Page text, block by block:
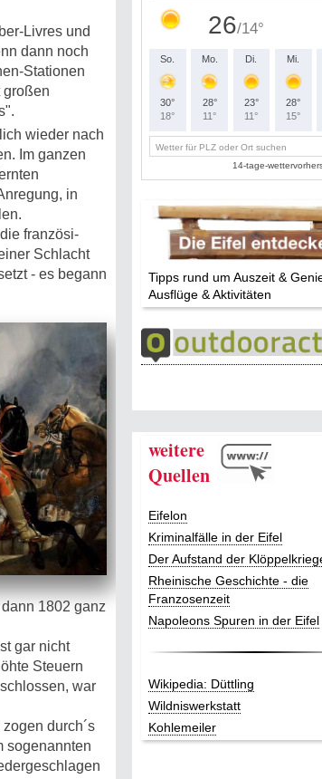
Livres und
dann noch
Stationen
großen
wieder nach
Im ganzen
in
die franzö­si­
Schlacht
- es begann
1802 ganz
gar nicht
Steuern
war
durch´s
sogenannten
Tipps rund um Auszeit &
Ausflüge & Aktivitäten
weitere
Quellen
Eifelon
Kriminalfälle in der Eifel
Der Aufstand der
Rheinische Geschichte - die
Franzosenzeit
Napoleons Spuren in der Eifel
Wikipedia: Düttling
Wildniswerkstatt
Kohlemeiler